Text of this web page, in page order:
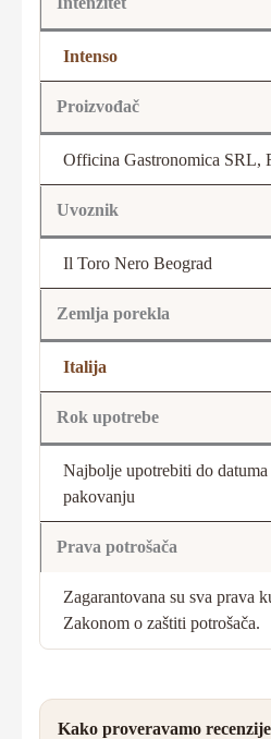
Intenso
Proizvođač
Officina Gastronomica SRL,
Uvoznik
Il Toro Nero Beograd
Zemlja porekla
Italija
Rok upotrebe
Najbolje upotrebiti do datuma
pakovanju
Prava potrošača
Zagarantovana su sva prava
Zakonom o zaštiti potrošača.
Kako proveravamo